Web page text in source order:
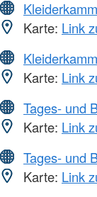
Karte: Link
Karte: Link
Tages- und
Karte: Link
Tages- und
Karte: Link